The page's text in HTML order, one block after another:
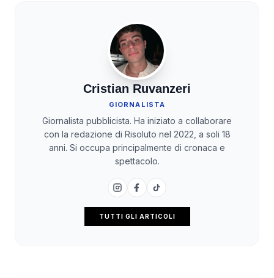
Cristian Ruvanzeri
GIORNALISTA
Giornalista pubblicista. Ha iniziato a collaborare
con la redazione di Risoluto nel 2022, a soli 18
anni. Si occupa principalmente di cronaca e
spettacolo.
TUTTI GLI ARTICOLI